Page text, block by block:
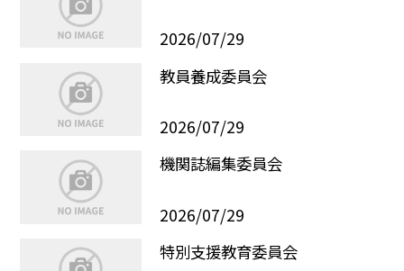
2026/07/29
教員養成委員会
2026/07/29
機関誌編集委員会
2026/07/29
特別支援教育委員会